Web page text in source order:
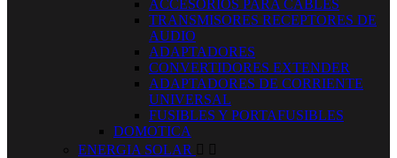
ACCESORIOS PARA CABLES
TRANSMISORES RECEPTORES DE
AUDIO
ADAPTADORES
CONVERTIDORES EXTENDER
ADAPTADORES DE CORRIENTE
UNIVERSAL
FUSIBLES Y PORTAFUSIBLES
DOMOTICA
ENERGIA SOLAR  